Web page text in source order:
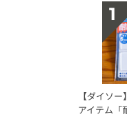
【ダイソ
アイテム「